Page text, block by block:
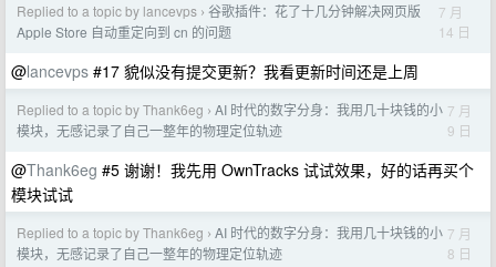
Replied to a topic by lancevps › 谷歌插件：花了十几分钟解决网页版
Apple Store 自动重定向到 cn 的问题
7 月
14 日
@lancevps #17 貌似没有提交更新？我看更新时间还是上周
Replied to a topic by Thank6eg › AI 时代的数字分身：我用几十块钱的小
模块，无感记录了自己一整年的物理定位轨迹
7 月
9 日
@Thank6eg #5 谢谢！我先用 OwnTracks 试试效果，好的话再买个
模块试试
Replied to a topic by Thank6eg › AI 时代的数字分身：我用几十块钱的小
模块，无感记录了自己一整年的物理定位轨迹
7 月
8 日